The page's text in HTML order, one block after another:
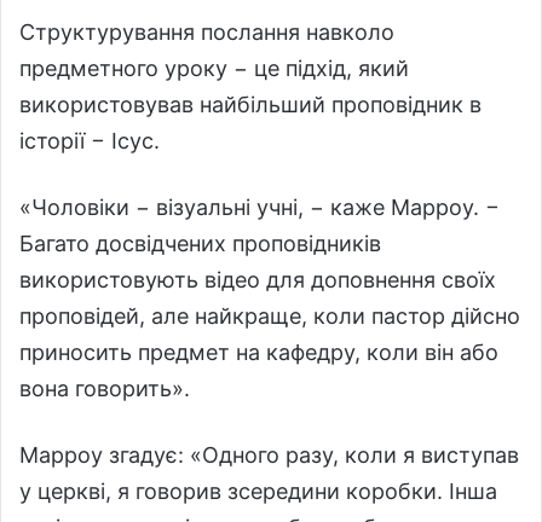
Структурування послання навколо
предметного уроку − це підхід, який
використовував найбільший проповідник в
історії − Ісус.
«Чоловіки − візуальні учні, − каже Марроу. −
Багато досвідчених проповідників
використовують відео для доповнення своїх
проповідей, але найкраще, коли пастор дійсно
приносить предмет на кафедру, коли він або
вона говорить».
Марроу згадує: «Одного разу, коли я виступав
у церкві, я говорив зсередини коробки. Інша